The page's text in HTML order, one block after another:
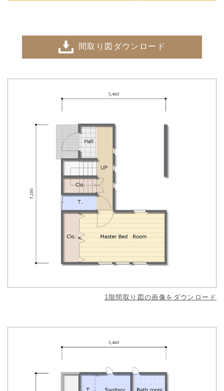
間取り図ダウンロード
1階間取り図の画像をダウンロード